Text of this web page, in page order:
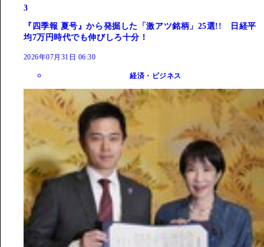
3
『四季報 夏号』から発掘した「激アツ銘柄」25選!! 日経平
均7万円時代でも伸びしろ十分！
2026年07月31日 06:30
経済・ビジネス